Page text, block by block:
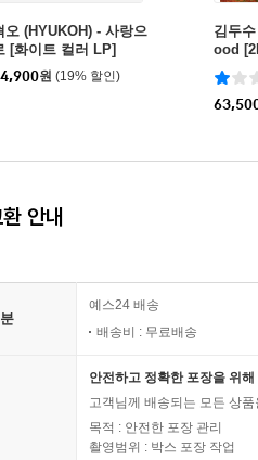
오 (HYUKOH) - 사랑으
[화이트 컬러 LP]
원 (19% 할인)
김두
ood
안내
예스24 배송
배송비 : 무료배송
안전하고 정확한 포장을 위
고객님께 배송되는 모든 상
목적 : 안전한 포장 관리
촬영범위 : 박스 포장 작업